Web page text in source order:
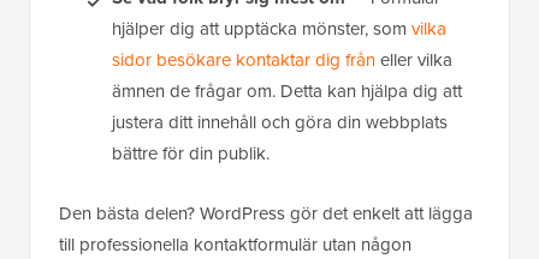
hjälper dig att upptäcka mönster, som vilka
sidor besökare kontaktar dig fråneller vilka
ämnen de frågar om. Detta kan hjälpa dig att
justera ditt innehåll och göra din webbplats
bättre för din publik.
Den bästa delen? WordPress gör det enkelt att lägga
till professionella kontaktformulär utan någon